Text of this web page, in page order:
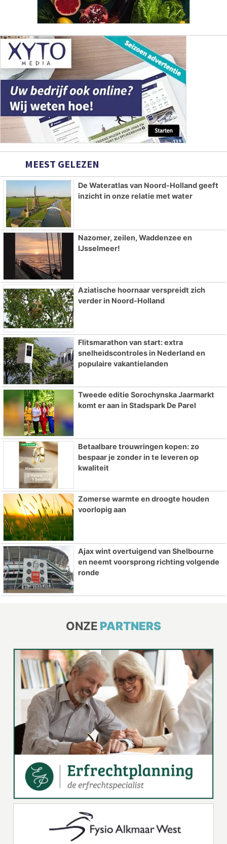
MEEST GELEZEN
De Wateratlas van Noord-Holland geeft
inzicht in onze relatie met water
Nazomer, zeilen, Waddenzee en
IJsselmeer!
Aziatische hoornaar verspreidt zich
verder in Noord-Holland
Flitsmarathon van start: extra
snelheidscontroles in Nederland en
populaire vakantielanden
Tweede editie Sorochynska Jaarmarkt
komt er aan in Stadspark De Parel
Betaalbare trouwringen kopen: zo
bespaar je zonder in te leveren op
kwaliteit
Zomerse warmte en droogte houden
voorlopig aan
Ajax wint overtuigend van Shelbourne
en neemt voorsprong richting volgende
ronde
ONZE PARTNERS